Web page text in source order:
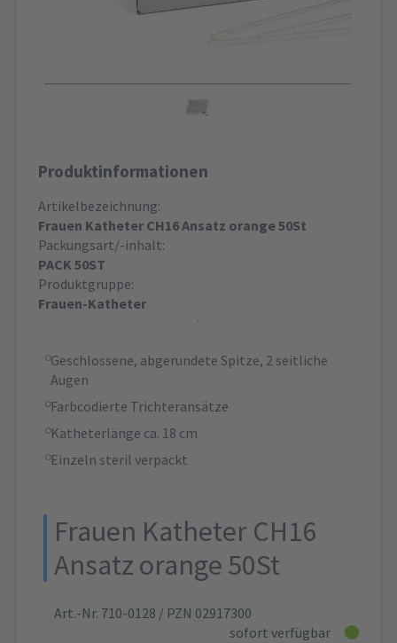
Produktinformationen
Artikelbezeichnung:
Frauen Katheter CH16 Ansatz orange 50St
Packungsart/-inhalt:
PACK 50ST
Produktgruppe:
Frauen-Katheter
Geschlossene, abgerundete Spitze, 2 seitliche
Augen
Farbcodierte Trichteransätze
Katheterlänge ca. 18 cm
Einzeln steril verpackt
Frauen Katheter CH16
Ansatz orange 50St
Art.-Nr. 710-0128 / PZN 02917300
sofort verfügbar